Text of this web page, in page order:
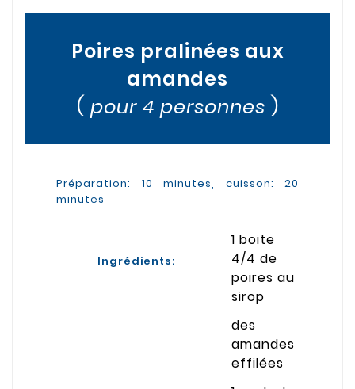
Poires pralinées aux
amandes
( pour 4 personnes )
Préparation: 10 minutes, cuisson: 20
minutes
Ingrédients:
1 boite
4/4 de
poires au
sirop
des
amandes
effilées